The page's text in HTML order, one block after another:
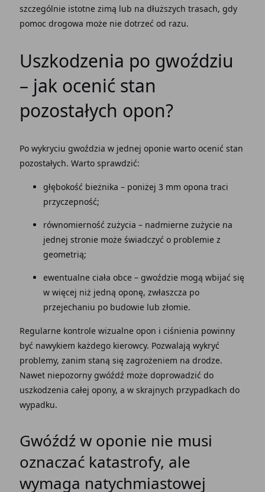
szczególnie istotne zimą lub na dłuższych trasach, gdy
pomoc drogowa może nie dotrzeć od razu.
Uszkodzenia po gwoździu
– jak ocenić stan
pozostałych opon?
Po wykryciu gwoździa w jednej oponie warto ocenić stan
pozostałych. Warto sprawdzić:
głębokość bieżnika – poniżej 3 mm opona traci
przyczepność;
równomierność zużycia – nadmierne zużycie na
jednej stronie może świadczyć o problemie z
geometrią;
ewentualne ciała obce – gwoździe mogą wbijać się
w więcej niż jedną oponę, zwłaszcza po
przejechaniu po budowie lub złomie.
Regularne kontrole wizualne opon i ciśnienia powinny
być nawykiem każdego kierowcy. Pozwalają wykryć
problemy, zanim staną się zagrożeniem na drodze.
Nawet niepozorny gwóźdź może doprowadzić do
uszkodzenia całej opony, a w skrajnych przypadkach do
wypadku.
Gwóźdź w oponie nie musi
oznaczać katastrofy, ale
wymaga natychmiastowej